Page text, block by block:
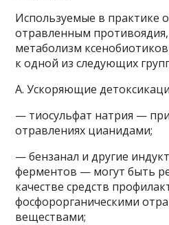
Используемые в практике
отравленным
метаболизм
к одной из следующих
А. Ускоряющие
— тиосульфат натрия —
отравлениях цианидами;
— бензанал и другие
ферментов — могут быть
качестве средств
фосфорорганическими
веществами;